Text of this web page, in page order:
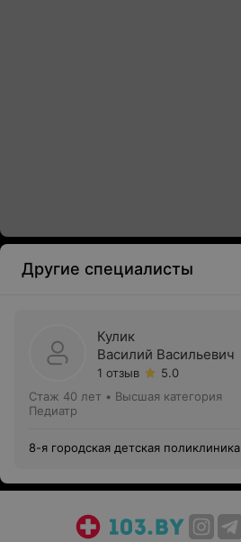
Другие специалисты
Кулик
Василий Васильевич
1 отзыв
5.0
Стаж 40 лет • Высшая категория
Педиатр
8-я городская детская поликлиника